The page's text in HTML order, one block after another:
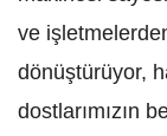
ve
dönüştürüyor,
dostlarımızın